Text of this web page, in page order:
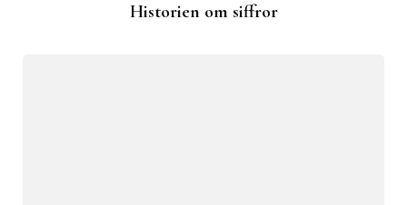
Historien om siffror